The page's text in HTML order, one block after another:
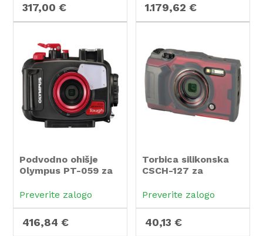
317,00 € 1.179,62 €
Podvodno ohišje
Olympus PT-059 za
Preverite zalogo
416,84 €
Torbica silikonska
CSCH-127 za
OLYMPUS TG-6
Preverite zalogo
40,13 €